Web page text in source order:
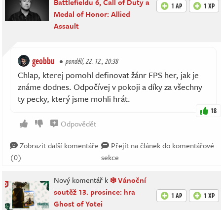
Medal of Honor: Allied
Assault
1 AP 1 XP
geobbu pondělí, 22. 12., 20:38
Chlap, kterej pomohl definovat žánr FPS her, jak je
známe dodnes. Odpočívej v pokoji a díky za všechny
ty pecky, který jsme mohli hrát.
18
Odpovědět
Zobrazit další komentáře
(0)
Přejít na článek do komentářové
sekce
Nový komentář k ❄️ Vánoční
soutěž 13. prosince: hra
Ghost of Yotei
1 AP 1 XP